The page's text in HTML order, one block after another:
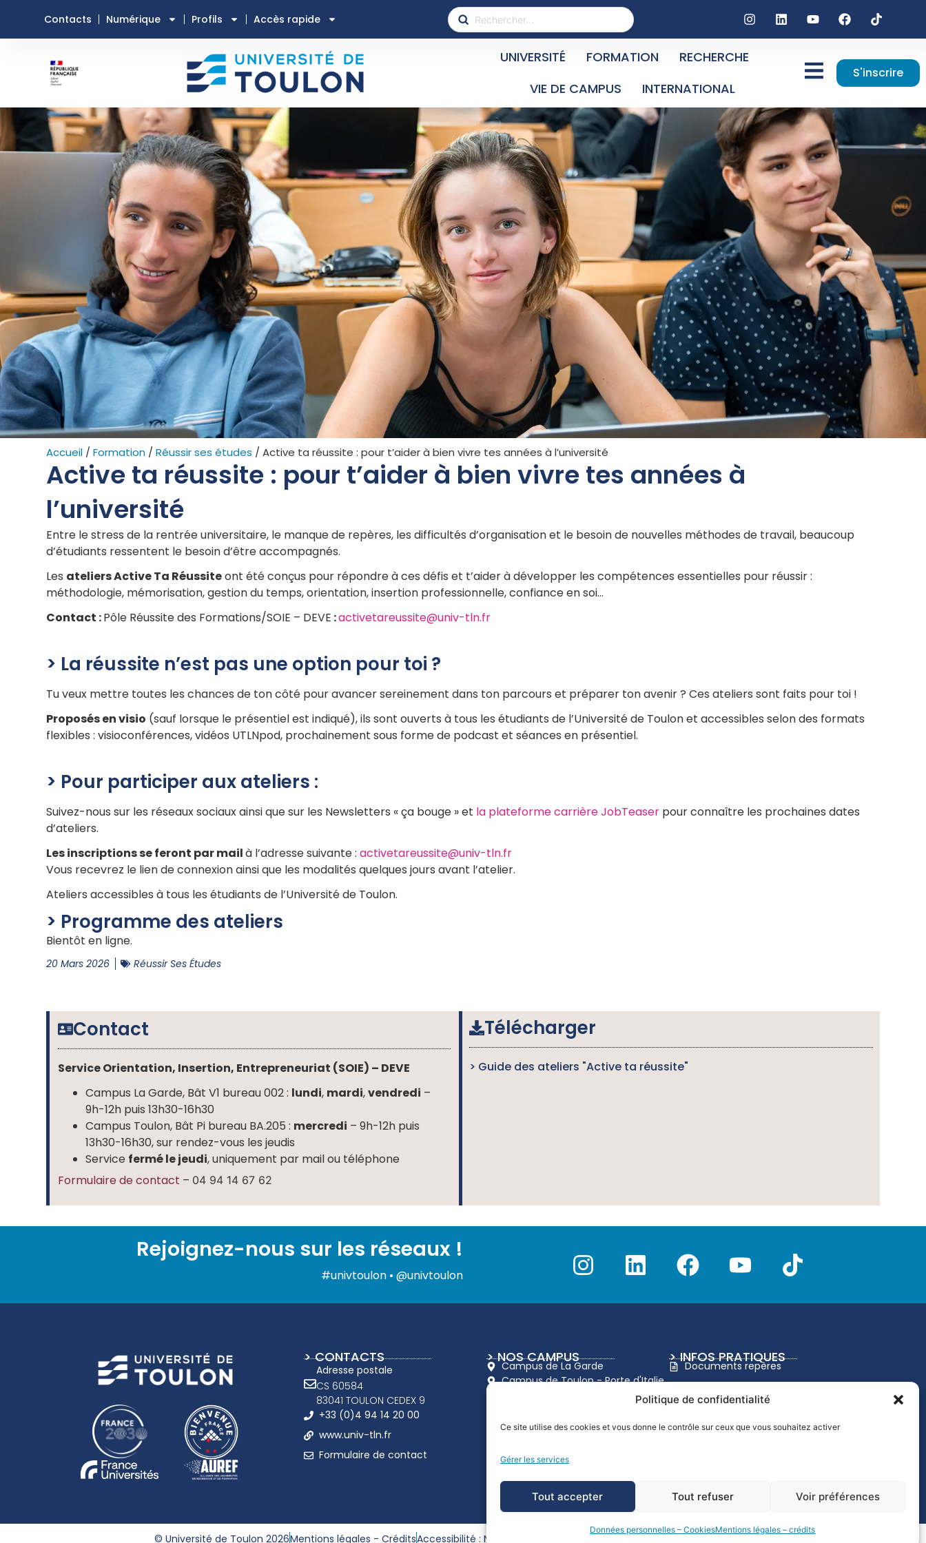
Politique de confidentialité
Ce site utilise des cookies et vous donne le contrôle sur ceux que vous souhaitez activer
Gérer les services
Tout accepter Tout refuser Voir préférences
Données personnelles – CookiesMentions légales – crédits
Contacts Numérique Profils Accès rapide
UNIVERSITÉ FORMATION
RECHERCHE
VIE DE CAMPUS
INTERNATIONAL
S'inscrire
Accueil /Formation /Réussir ses études /Active ta réussite : pour t’aider à bien vivre tes années à l’université
Active ta réussite : pour t’aider à bien vivre tes années à
l’université
Entre le stress de la rentrée universitaire, le manque de repères, les difficultés d’organisation et le besoin de nouvelles méthodes de travail, beaucoup
d’étudiants ressentent le besoin d’être accompagnés.
Les ateliers Active Ta Réussiteont été conçus pour répondre à ces défis et t’aider à développer les compétences essentielles pour réussir :
méthodologie, mémorisation, gestion du temps, orientation, insertion professionnelle, confiance en soi…
Contact :Pôle Réussite des Formations/SOIE – DEVE :activetareussite@univ-tln.fr
> La réussite n’est pas une option pour toi ?
Tu veux mettre toutes les chances de ton côté pour avancer sereinement dans ton parcours et préparer ton avenir ? Ces ateliers sont faits pour toi !
Proposés en visio (sauf lorsque le présentiel est indiqué), ils sont ouverts à tous les étudiants de l’Université de Toulon et accessibles selon des formats
flexibles : visioconférences, vidéos UTLNpod, prochainement sous forme de podcast et séances en présentiel.
> Pour participer aux ateliers :
Suivez-nous sur les réseaux sociaux ainsi que sur les Newsletters « ça bouge » et la plateforme carrière JobTeaser pour connaître les prochaines dates
d’ateliers.
Les inscriptions se feront par mailà l’adresse suivante :activetareussite@univ-tln.fr
Vous recevrez le lien de connexion ainsi que les modalités quelques jours avant l’atelier.
Ateliers accessibles à tous les étudiants de l’Université de Toulon.
> Programme des ateliers
Bientôt en ligne.
20 Mars 2026 Réussir Ses Études
Contact
Service Orientation, Insertion, Entrepreneuriat (SOIE) – DEVE
Campus La Garde, Bât V1 bureau 002 : lundi, mardi,vendredi –
9h-12h puis 13h30-16h30
Campus Toulon, Bât Pi bureau BA.205 : mercredi – 9h-12h puis
13h30-16h30, sur rendez-vous les jeudis
Service fermé le jeudi, uniquement par mail ou téléphone
Formulaire de contact – 04 94 14 67 62
Télécharger
> Guide des ateliers "Active ta réussite"
Rejoignez-nous sur les réseaux !
#univtoulon • @univtoulon
> CONTACTS
Adresse postale
CS 60584
83041 TOULON CEDEX 9
+33 (0)4 94 14 20 00
www.univ-tln.fr
Formulaire de contact
> NOS CAMPUS
Campus de La Garde
Campus de Toulon - Porte d'Italie
> INFOS PRATIQUES
Documents repères
Handicap
© Université de Toulon 2026Mentions légales - CréditsAccessibilité : Non conforme Données personnelles - CookiesSignalement